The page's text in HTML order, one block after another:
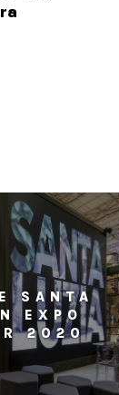
SANTA
EXPO
2020